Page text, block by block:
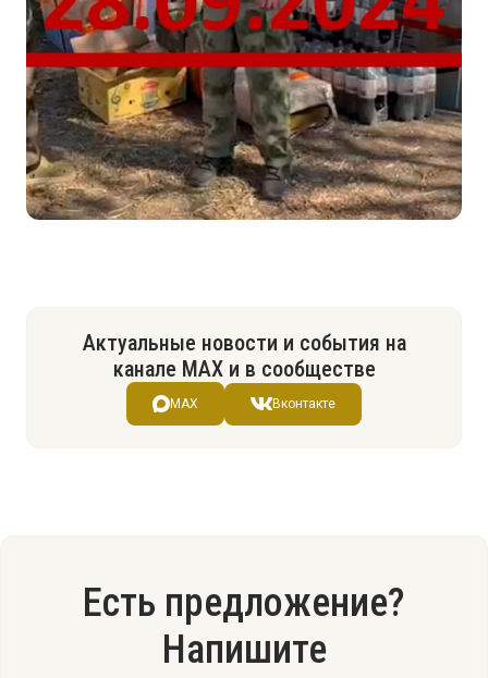
Актуальные новости и события на
канале МАХ и в сообществе
MAX Вконтакте
Есть предложение?
Напишите